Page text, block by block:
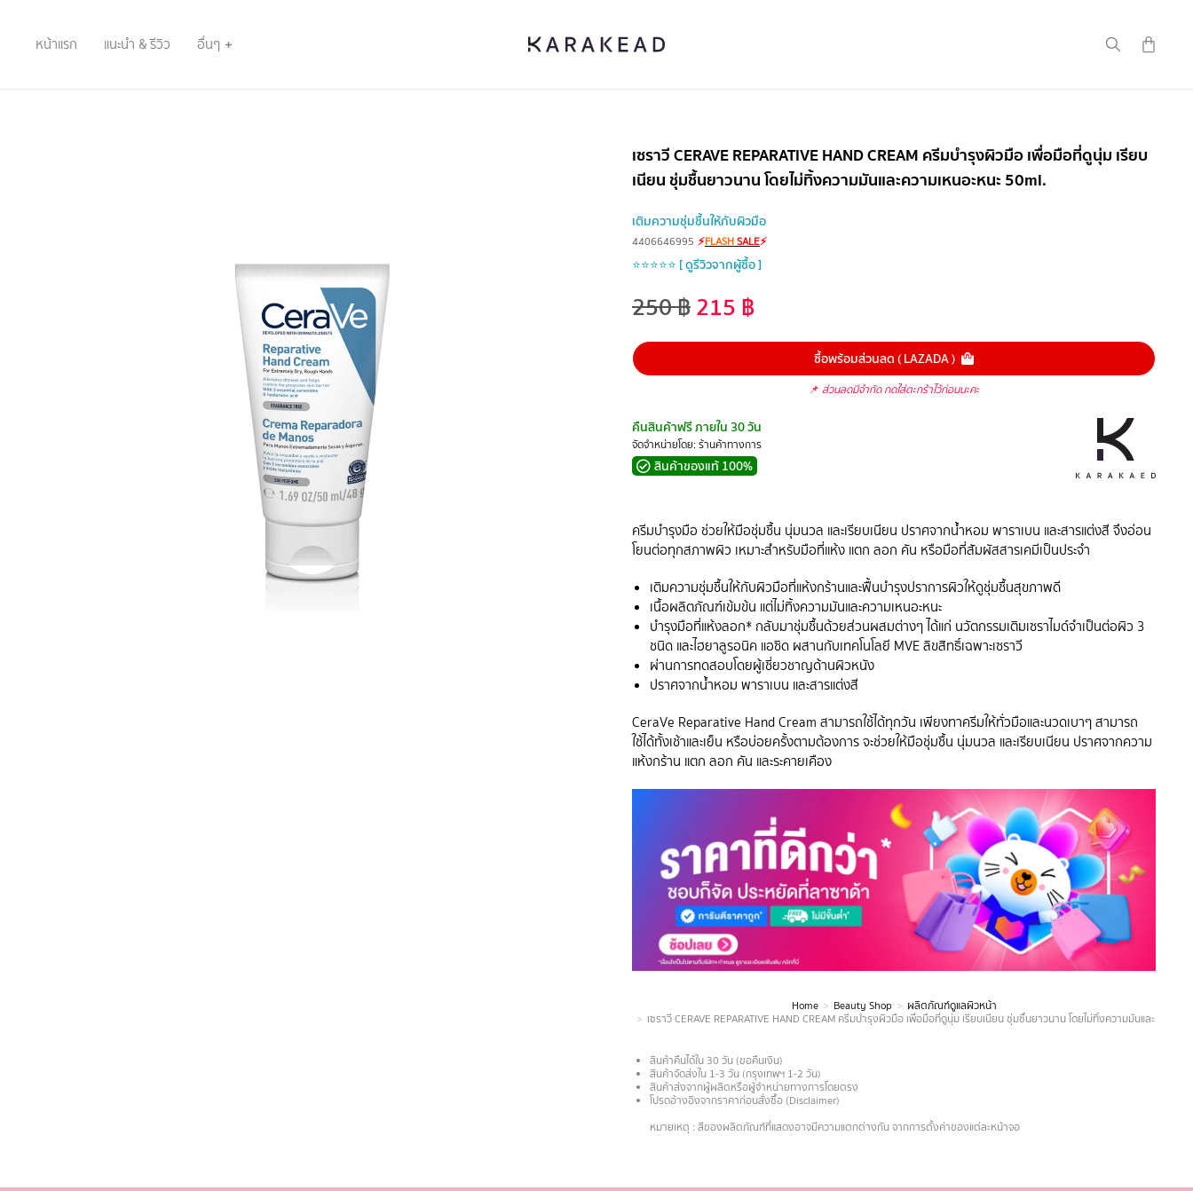
หน้าแรก แนะนำ & รีวิว อื่นๆ
เซราวี CERAVE REPARATIVE HAND CREAM ครีมบำรุงผิวมือ เพื่อมือที่ดูนุ่ม เรียบ
เนียน ชุ่มชื้นยาวนาน โดยไม่ทิ้งความมันและความเหนอะหนะ 50ml.
เติมความชุ่มชื้นให้กับผิวมือ
4406646995 ⚡FLASHSALE⚡
⭐⭐⭐⭐⭐ [ ดูรีวิวจากผู้ซื้อ ]
250฿215฿
ซื้อพร้อมส่วนลด ( LAZADA )
📌 ส่วนลดมีจำกัด กดใส่ตะกร้าไว้ก่อนนะคะ
คืนสินค้าฟรี ภายใน 30 วัน
จัดจำหน่ายโดย: ร้านค้าทางการ
สินค้าของแท้ 100%
ครีมบำรุงมือ ช่วยให้มือชุ่มชื้น นุ่มนวล และเรียบเนียน ปราศจากน้ำหอม พาราเบน และสารแต่งสี จึงอ่อน
โยนต่อทุกสภาพผิว เหมาะสำหรับมือที่แห้ง แตก ลอก คัน หรือมือที่สัมผัสสารเคมีเป็นประจำ
เติมความชุ่มชื้นให้กับผิวมือที่แห้งกร้านและฟื้นบำรุงปราการผิวให้ดูชุ่มชื้นสุขภาพดี
เนื้อผลิตภัณฑ์เข้มข้น แต่ไม่ทิ้งความมันและความเหนอะหนะ
บำรุงมือที่แห้งลอก* กลับมาชุ่มชื้นด้วยส่วนผสมต่างๆ ได้แก่ นวัตกรรมเติมเซราไมด์จำเป็นต่อผิว 3
ชนิด และไฮยาลูรอนิค แอซิด ผสานกับเทคโนโลยี MVEลิขสิทธิ์เฉพาะเซราวี
ผ่านการทดสอบโดยผู้เชี่ยวชาญด้านผิวหนัง
ปราศจากน้ำหอม พาราเบน และสารแต่งสี
CeraVe Reparative Hand Cream สามารถใช้ได้ทุกวัน เพียงทาครีมให้ทั่วมือและนวดเบาๆ สามารถ
ใช้ได้ทั้งเช้าและเย็น หรือบ่อยครั้งตามต้องการ จะช่วยให้มือชุ่มชื้น นุ่มนวล และเรียบเนียน ปราศจากความ
แห้งกร้าน แตก ลอก คัน และระคายเคือง
You are here: Home Beauty Shop
ผลิตภัณฑ์ดูแลผิวหน้า
เซราวี CERAVE REPARATIVE HAND CREAM ครีมบำรุงผิวมือ เพื่อมือที่ดูนุ่ม เรียบเนียน ชุ่มชื้นยาวนาน โดยไม่ทิ้งความมันและความเห
สินค้าคืนได้ใน 30 วัน (ขอคืนเงิน)
สินค้าจัดส่งใน 1-3 วัน (กรุงเทพฯ 1-2 วัน)
สินค้าส่งจากผู้ผลิตหรือผู้จำหน่ายทางการโดยตรง
โปรดอ้างอิงจากราคาก่อนสั่งซื้อ (Disclaimer)
หมายเหตุ : สีของผลิตภัณฑ์ที่แสดงอาจมีความแตกต่างกัน จากการตั้งค่าของแต่ละหน้าจอ